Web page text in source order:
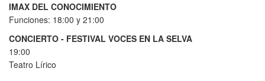
IMAX DEL CONOCIMIENTO
Funciones: 18:00 y 21:00
CONCIERTO - FESTIVAL VOCES EN LA SELVA
19:00
Teatro Lírico